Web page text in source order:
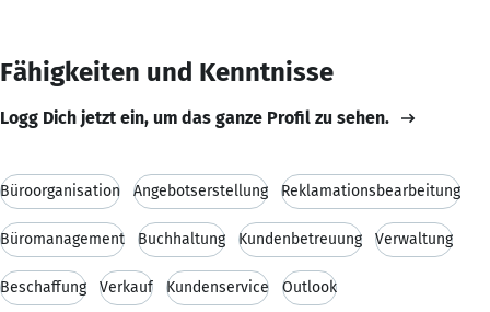
Fähigkeiten und Kenntnisse
Logg Dich jetzt ein, um das ganze Profil zu sehen.
Büroorganisation Angebotserstellung Reklamationsbearbeitung
Büromanagement Buchhaltung Kundenbetreuung Verwaltung
Beschaffung Verkauf Kundenservice Outlook